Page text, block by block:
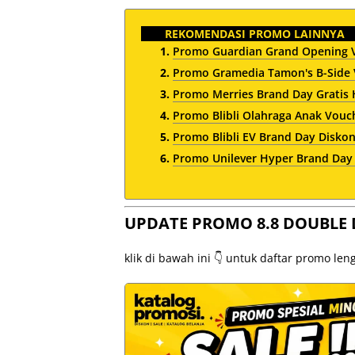
REKOMENDASI PROMO LAINNYA
Promo Guardian Grand Opening
Promo Gramedia Tamon's B-
Promo Merries Brand Day Gratis
Promo Blibli Olahraga Anak
Promo Blibli EV Brand Day
Promo Unilever Hyper Brand
UPDATE PROMO 8.8
klik di bawah ini 👇 untuk daftar promo